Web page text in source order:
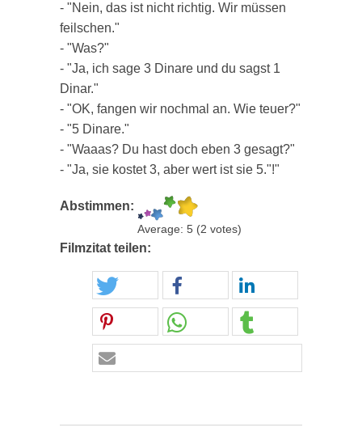
- "Nein, das ist nicht richtig. Wir müssen
feilschen."
- "Was?"
- "Ja, ich sage 3 Dinare und du sagst 1
Dinar."
- "OK, fangen wir nochmal an. Wie teuer?"
- "5 Dinare."
- "Waaas? Du hast doch eben 3 gesagt?"
- "Ja, sie kostet 3, aber wert ist sie 5."!"
Abstimmen:
Average: 5 (2 votes)
Filmzitat teilen: